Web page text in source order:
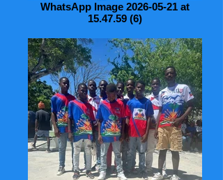
WhatsApp Image 2026-05-21 at
15.47.59 (6)